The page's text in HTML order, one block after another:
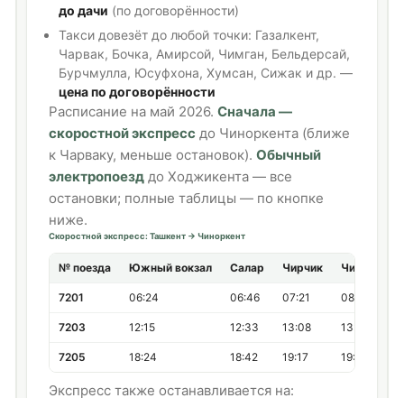
до дачи (по договорённости)
Такси довезёт до любой точки: Газалкент,
Чарвак, Бочка, Амирсой, Чимган, Бельдерсай,
Бурчмулла, Юсуфхона, Хумсан, Сижак и др. —
цена по договорённости
Расписание на май 2026. Сначала —
скоростной экспресс до Чиноркента (ближе
к Чарваку, меньше остановок). Обычный
электропоезддо Ходжикента — все
остановки; полные таблицы — по кнопке
ниже.
Скоростной экспресс: Ташкент → Чиноркент
№ поезда Южный вокзал Салар Чирчик Чиноркент
7201 06:24 06:46 07:21 08:01
7203 12:15 12:33 13:08 13:48
7205 18:24 18:42 19:17 19:56
Экспресс также останавливается на: